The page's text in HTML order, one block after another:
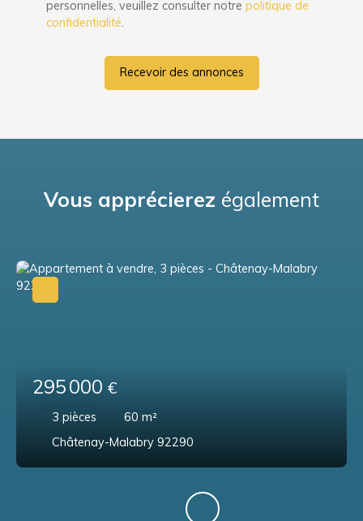
personnelles, veuillez consulter notre politique de
confidentialité.
Recevoir des annonces
Vous apprécierez également
295 000 €
3 pièces 60 m²
Châtenay-Malabry 92290